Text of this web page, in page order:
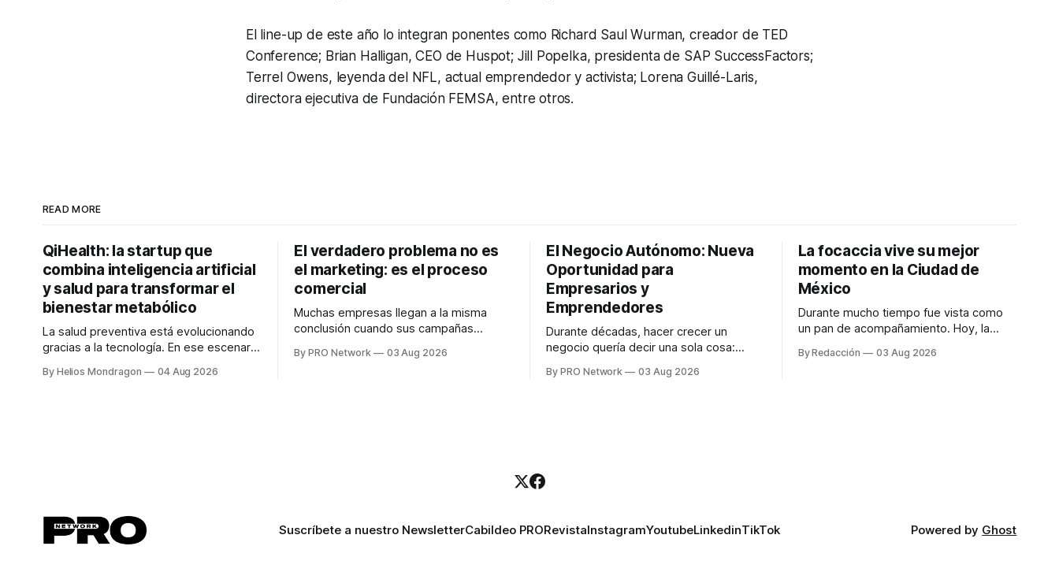
El line-up de este año lo integran ponentes como Richard Saul Wurman, creador de TED
Conference; Brian Halligan, CEO de Huspot; Jill Popelka, presidenta de SAP SuccessFactors;
Terrel Owens, leyenda del NFL, actual emprendedor y activista; Lorena Guillé-Laris,
directora ejecutiva de Fundación FEMSA, entre otros.
READ MORE
QiHealth: la startup que
combina inteligencia artificial
y salud para transformar el
bienestar metabólico
La salud preventiva está evolucionando
gracias a la tecnología. En ese escenario
desarrolla un ecosistema digital capaz
By Helios Mondragon 04 Aug 2026
El verdadero problema no es
el marketing: es el proceso
comercial
Muchas empresas llegan a la misma
conclusión cuando sus campañas
marketing no funciona". Sin embargo,
By PRO Network 03 Aug 2026
El Negocio Autónomo: Nueva
Oportunidad para
Empresarios y
Emprendedores
Durante décadas, hacer crecer un
negocio quería decir una sola cosa:
anuncios, un especialista en marketing
By PRO Network 03 Aug 2026
La focaccia vive su mejor
momento en la Ciudad de
México
Durante mucho tiempo fue vista como
un pan de acompañamiento. Hoy, la
platillos favoritos de quienes buscan
By Redacción 03 Aug 2026
Suscríbete a nuestro NewsletterCabildeo PRORevistaInstagramYoutubeLinkedinTikTok Powered by Ghost